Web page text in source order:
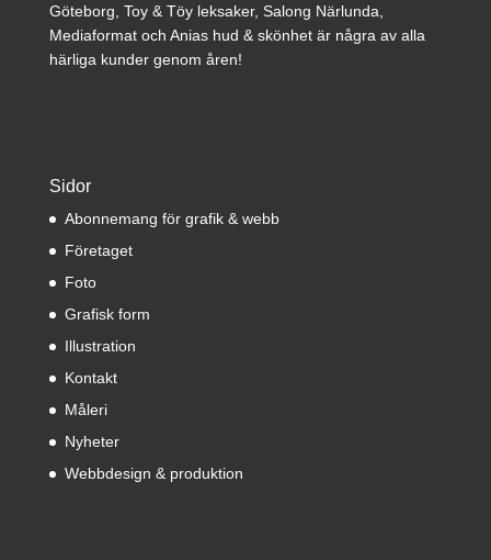
Göteborg, Toy & Töy leksaker, Salong Närlunda,
Mediaformat och Anias hud & skönhet är några av alla
härliga kunder genom åren!
Sidor
Abonnemang för grafik & webb
Företaget
Foto
Grafisk form
Illustration
Kontakt
Måleri
Nyheter
Webbdesign & produktion